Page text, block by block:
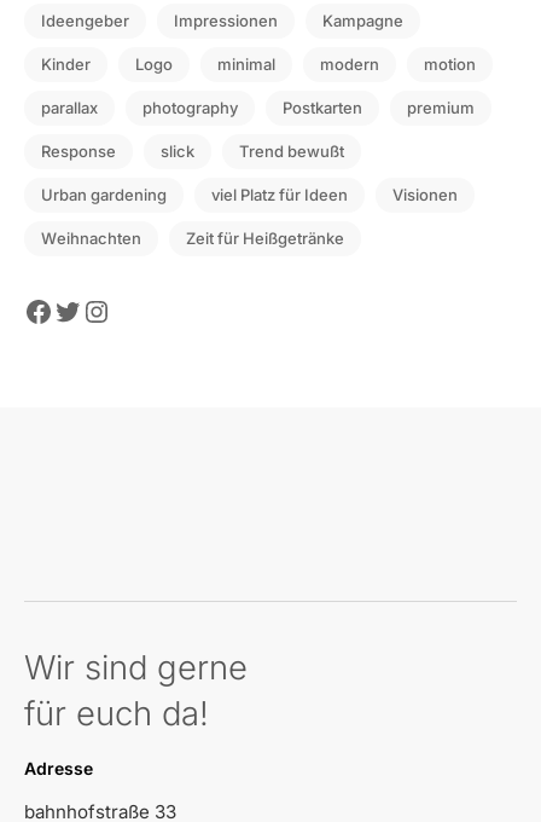
Ideengeber Impressionen Kampagne
Kinder Logo minimal modern motion
parallax photography Postkarten premium
Response slick Trend bewußt
Urban gardening viel Platz für Ideen Visionen
Weihnachten Zeit für Heißgetränke
Facebook
Twitter
Instagram
Wir sind gerne
für euch da!
Adresse
bahnhofstraße 33